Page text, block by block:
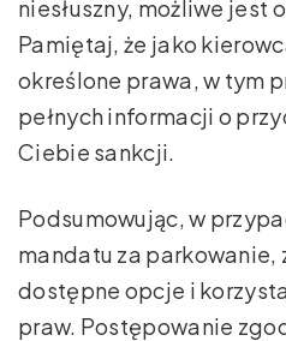
niesłuszny, możliwe jest
Pamiętaj, że jako
określone prawa, w tym
pełnych informacji o
Ciebie sankcji.
Podsumowując, w
mandatu za parkowanie,
dostępne opcje i
praw. Postępowanie